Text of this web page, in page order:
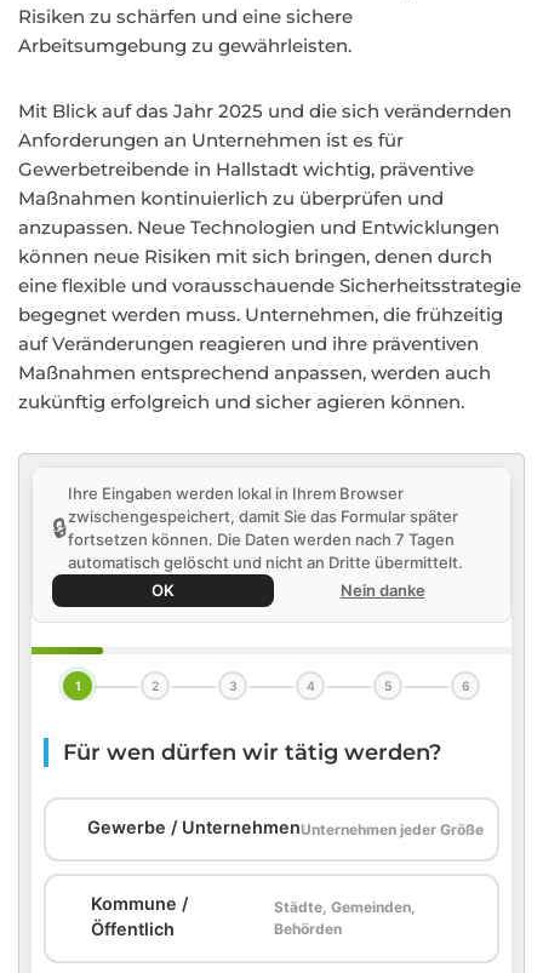
Risiken zu schärfen und eine sichere
Arbeitsumgebung zu gewährleisten.
Mit Blick auf das Jahr 2025 und die sich verändernden
Anforderungen an Unternehmen ist es für
Gewerbetreibende in Hallstadt wichtig, präventive
Maßnahmen kontinuierlich zu überprüfen und
anzupassen. Neue Technologien und Entwicklungen
können neue Risiken mit sich bringen, denen durch
eine flexible und vorausschauende Sicherheitsstrategie
begegnet werden muss. Unternehmen, die frühzeitig
auf Veränderungen reagieren und ihre präventiven
Maßnahmen entsprechend anpassen, werden auch
zukünftig erfolgreich und sicher agieren können.
🔒
Ihre Eingaben werden lokal in Ihrem Browser
zwischengespeichert, damit Sie das Formular später
fortsetzen können. Die Daten werden nach 7 Tagen
automatisch gelöscht und nicht an Dritte übermittelt.
OK
Nein danke
1 2 3 4 5 6
Für wen dürfen wir tätig werden?
Gewerbe / UnternehmenUnternehmen jeder Größe
Kommune /
Öffentlich
Städte, Gemeinden,
Behörden